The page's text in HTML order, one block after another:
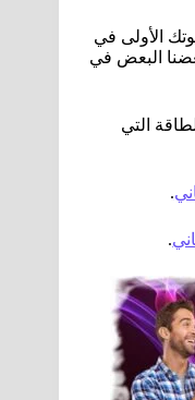
الأولى في
البعض في
التي
.
.